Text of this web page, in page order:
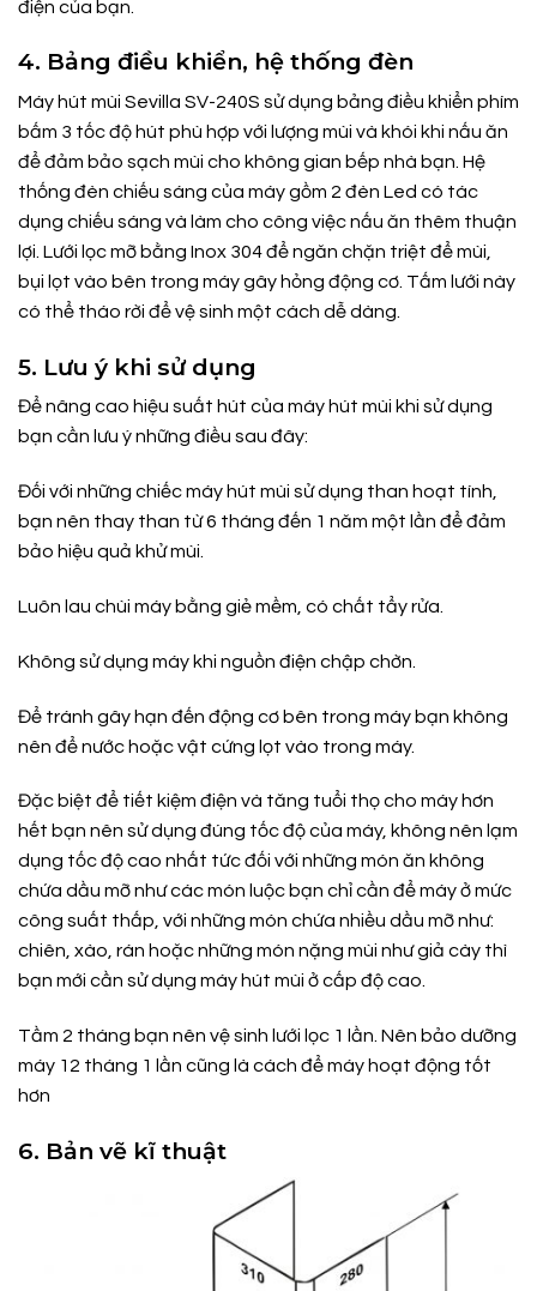
điện của bạn.
4. Bảng điều khiển, hệ thống đèn
Máy hút mùi Sevilla SV-240S sử dụng bảng điều khiển phím
bấm 3 tốc độ hút phù hợp với lượng mùi và khói khi nấu ăn
để đảm bảo sạch mùi cho không gian bếp nhà bạn. Hệ
thống đèn chiếu sáng của máy gồm 2 đèn Led có tác
dụng chiếu sáng và làm cho công việc nấu ăn thêm thuận
lợi. Lưới lọc mỡ bằng Inox 304 để ngăn chặn triệt để mùi,
bụi lọt vào bên trong máy gây hỏng động cơ. Tấm lưới này
có thể tháo rời để vệ sinh một cách dễ dàng.
5. Lưu ý khi sử dụng
Để nâng cao hiệu suất hút của máy hút mùi khi sử dụng
bạn cần lưu ý những điều sau đây:
Đối với những chiếc máy hút mùi sử dụng than hoạt tính,
bạn nên thay than từ 6 tháng đến 1 năm một lần để đảm
bảo hiệu quả khử mùi.
Luôn lau chùi máy bằng giẻ mềm, có chất tẩy rửa.
Không sử dụng máy khi nguồn điện chập chờn.
Để tránh gây hạn đến động cơ bên trong máy bạn không
nên để nước hoặc vật cứng lọt vào trong máy.
Đặc biệt để tiết kiệm điện và tăng tuổi thọ cho máy hơn
hết bạn nên sử dụng đúng tốc độ của máy, không nên lạm
dụng tốc độ cao nhất tức đối với những món ăn không
chứa dầu mỡ như các món luộc bạn chỉ cần để máy ở mức
công suất thấp, với những món chứa nhiều dầu mỡ như:
chiên, xào, rán hoặc những món nặng mùi như giả cày thì
bạn mới cần sử dụng máy hút mùi ở cấp độ cao.
Tầm 2 tháng bạn nên vệ sinh lưới lọc 1 lần. Nên bảo dưỡng
máy 12 tháng 1 lần cũng là cách để máy hoạt động tốt
hơn
6. Bản vẽ kĩ thuật